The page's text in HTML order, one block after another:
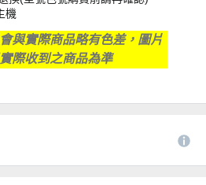
機
與實際商品略有色差，圖片
際收到之商品為準